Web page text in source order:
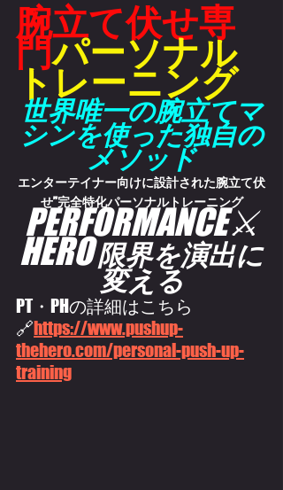
腕立て伏せ専
門パーソナル
トレーニング
世界唯一の腕立てマ
シンを使った独自の
メソッド
エンターテイナー向けに設計された腕立て伏
せ”完全特化パーソナルトレーニング
PERFORMANCE⚔️
HERO限界を演出に
変える
PT・PHの詳細はこちら
🔗https://www.pushup-
thehero.com/personal-push-up-
training